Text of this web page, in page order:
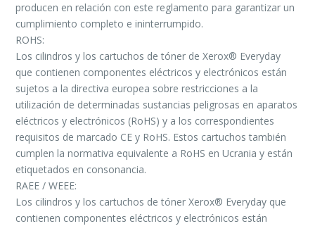
producen en relación con este reglamento para garantizar un
cumplimiento completo e ininterrumpido.
ROHS:
Los cilindros y los cartuchos de tóner de Xerox® Everyday
que contienen componentes eléctricos y electrónicos están
sujetos a la directiva europea sobre restricciones a la
utilización de determinadas sustancias peligrosas en aparatos
eléctricos y electrónicos (RoHS) y a los correspondientes
requisitos de marcado CE y RoHS. Estos cartuchos también
cumplen la normativa equivalente a RoHS en Ucrania y están
etiquetados en consonancia.
RAEE / WEEE:
Los cilindros y los cartuchos de tóner Xerox® Everyday que
contienen componentes eléctricos y electrónicos están